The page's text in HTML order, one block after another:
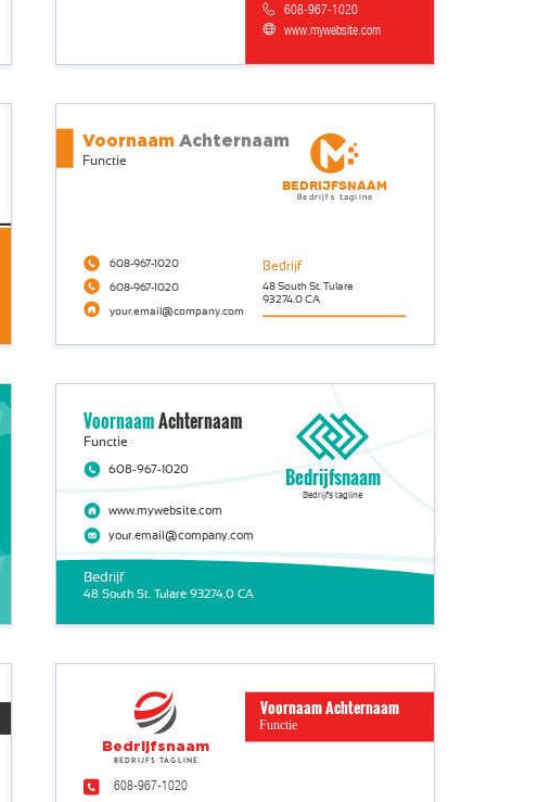
608-967-1020
www.mywebsite.com
48 South St. Tulare
93274.0 CA
Bedrijf
608-967-1020
608-967-1020
your.email@company.com
Functie
VoornaamAchternaam
Bedrijfsnaam
Bedrijfs tagline
Bedrijfsnaam
Bedrijfs tagline
Bedrijf
48 South St. Tulare 93274.0 CA
your.email@company.com
608-967-1020
www.mywebsite.com
Functie
VoornaamAchternaam
608-967-1020
Functie
Voornaam Achternaam
Bedrijfsnaam
Bedrijfs tagline